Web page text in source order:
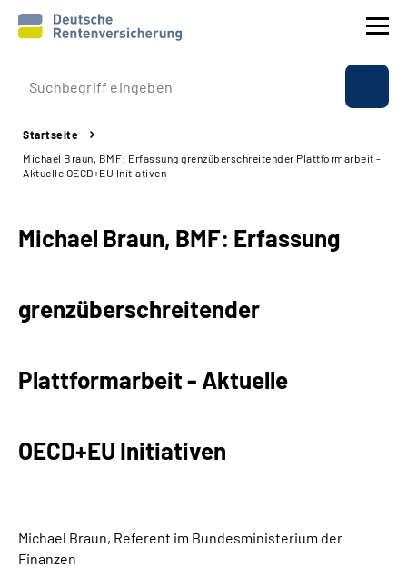
Prävention
Reha
Beratung & Kontakt
Experten
Suche
Inhalte in Gebärdensprache (DGS)
Startseite
Michael Braun, BMF: Erfassung grenzüberschreitender Plattformarbeit -
Aktuelle OECD+EU Initiativen
Michael Braun, BMF: Erfassung
grenzüberschreitender
Plattformarbeit - Aktuelle
OECD+EU Initiativen
Michael Braun, Referent im Bundesministerium der
Finanzen